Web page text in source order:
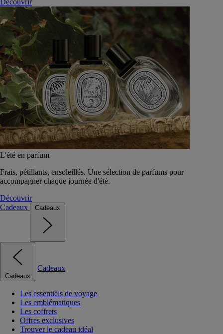
L'été en parfum
Frais, pétillants, ensoleillés. Une sélection de parfums pour
accompagner chaque journée d'été.
Découvrir
Cadeaux
Cadeaux
Cadeaux
Cadeaux
Les essentiels de voyage
Les emblématiques
Les coffrets
Offres exclusives
Trouver le cadeau idéal